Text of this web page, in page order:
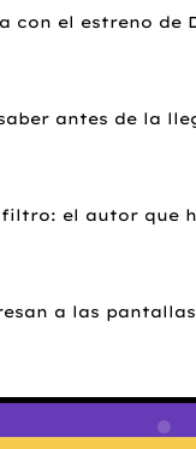
con el estreno de
antes de la
filtro: el autor que
a las